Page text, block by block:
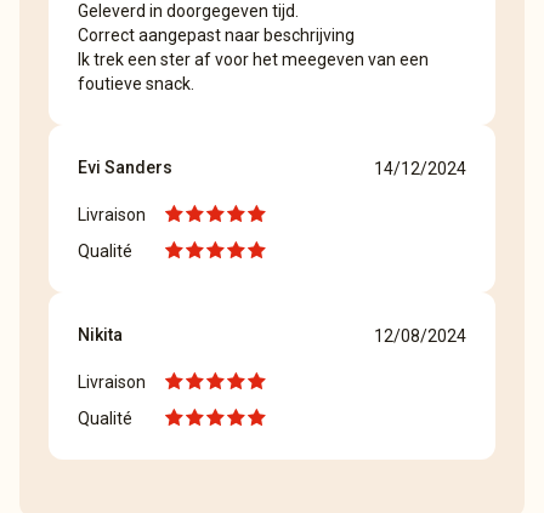
Geleverd in doorgegeven tijd.
Correct aangepast naar beschrijving
Ik trek een ster af voor het meegeven van een
foutieve snack.
Evi Sanders 14/12/2024
Livraison
Qualité
Nikita 12/08/2024
Livraison
Qualité